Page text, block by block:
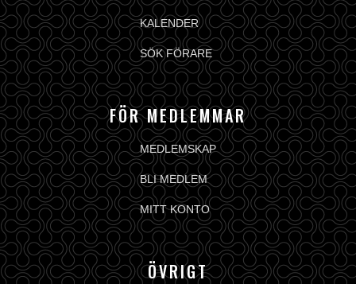
KALENDER
SÖK FÖRARE
FÖR MEDLEMMAR
MEDLEMSKAP
BLI MEDLEM
MITT KONTO
ÖVRIGT